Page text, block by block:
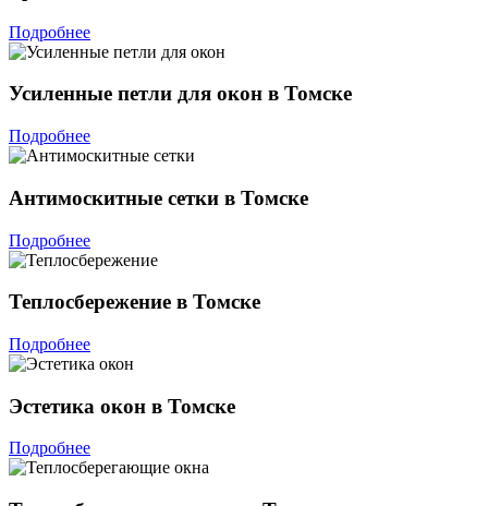
Подробнее
Усиленные петли для окон в Томске
Подробнее
Антимоскитные сетки в Томске
Подробнее
Теплосбережение в Томске
Подробнее
Эстетика окон в Томске
Подробнее